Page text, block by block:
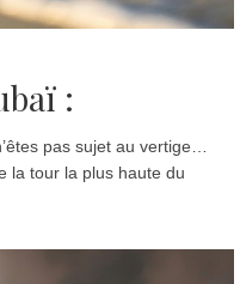
:
pas sujet au vertige…
la tour la plus haute du